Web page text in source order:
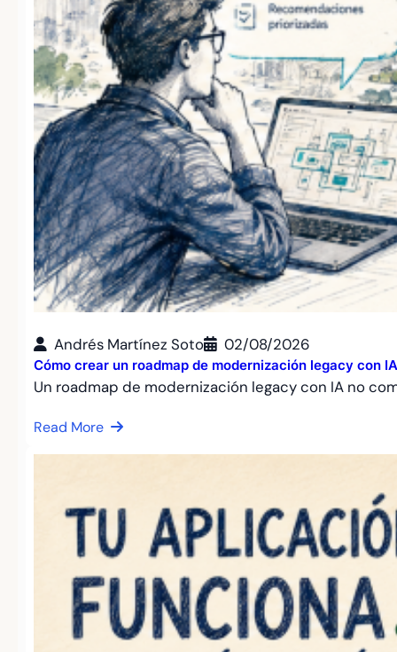
Andrés Martínez Soto 02/08/2026
Cómo crear un roadmap de modernización legacy con
Un roadmap de modernización legacy con IA no
Read More